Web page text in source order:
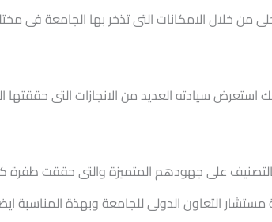
من خلال الامكانات التى تذخر بها الجامعة فى
سيادته العديد من الانجازات التى
على جهودهم المتميزة والتى حققت طفرة
مستشار التعاون الدولى للجامعة وبهذة